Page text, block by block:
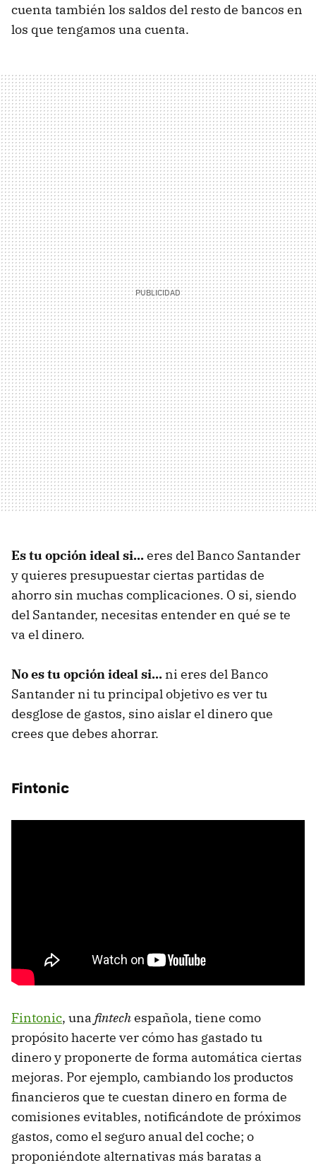
cuenta también los saldos del resto de bancos en
los que tengamos una cuenta.
Es tu opción ideal si...eres del Banco Santander
y quieres presupuestar ciertas partidas de
ahorro sin muchas complicaciones. O si, siendo
del Santander, necesitas entender en qué se te
va el dinero.
No es tu opción ideal si... ni eres del Banco
Santander ni tu principal objetivo es ver tu
desglose de gastos, sino aislar el dinero que
crees que debes ahorrar.
Fintonic
Fintonic, una fintechespañola, tiene como
propósito hacerte ver cómo has gastado tu
dinero y proponerte de forma automática ciertas
mejoras. Por ejemplo, cambiando los productos
financieros que te cuestan dinero en forma de
comisiones evitables, notificándote de próximos
gastos, como el seguro anual del coche; o
proponiéndote alternativas más baratas a